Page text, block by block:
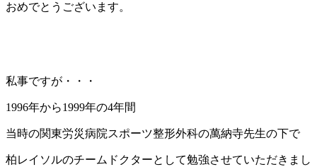
おめでとうございます。
私事ですが・・・
1996年から1999年の4年間
当時の関東労災病院スポーツ整形外科の萬納寺先生の下で
柏レイソルのチームドクターとして勉強させていただきまし